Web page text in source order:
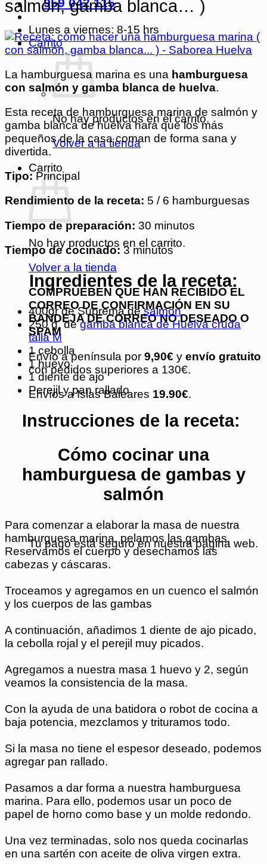
959 042 115
Lunes a viernes: 8-15 hrs
Carrito
No hay productos en el carrito.
Volver a la tienda
Carrito
No hay productos en el carrito.
Volver a la tienda
COMPRUEBEN QUE HAN RECIBIDO EL
CORREO DE CONFIRMACIÓN EN SU
BANDEJA DE CORREO NO DESEADO O
SPAM
Envío a península por 9,90€ y envío gratuito
con pedidos superiores a 130€.
Envíos a Islas Baleares 19.90€.
Tu pago está seguro en nuestra página web.
salmón, gamba blanca… )
La hamburguesa marina es una hamburguesa
con salmón y gamba blanca de huelva.
Esta receta de hamburguesa marina de salmón y
gamba blanca de huelva hará que los más
pequeños de la casa coman de forma sana y
divertida.
Tipo: Principal
Rendimiento de la receta: 5 / 6 hamburguesas
Tiempo de preparación: 30 minutos
Tiempo de cocinado: 3 minutos
Ingredientes de la receta:
400gr de Suprema desalmón
250 g. degamba blanca de Huelva cruda
talla M
1 cebolla
1 huevo
1 diente de ajo
Perejil y pan rallado
Instrucciones de la receta:
Cómo cocinar una
hamburguesa de gambas y
salmón
Para comenzar a elaborar la masa de nuestra
hamburguesa marina, pelamos las gambas.
Reservamos el cuerpo y desechamos las
cabezas y cáscaras.
Troceamos y agregamos en un cuenco el salmón
y los cuerpos de las gambas
A continuación, añadimos 1 diente de ajo picado,
la cebolla rojal y el perejil muy picados.
Agregamos a nuestra masa 1 huevo y 2, según
veamos la consistencia de la masa.
Con la ayuda de una batidora o robot de cocina a
baja potencia, mezclamos y trituramos todo.
Si la masa no tiene el espesor deseado, podemos
agregar pan rallado.
Pasamos a dar forma a nuestra hamburguesa
marina. Para ello, podemos usar un poco de
papel de horno como base y un molde redondo.
Una vez terminadas, solo nos queda cocinarlas
en una sartén con aceite de oliva virgen extra.